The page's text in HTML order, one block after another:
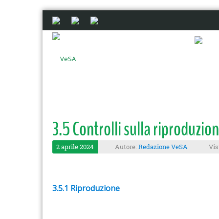
3.5 Controlli sulla
2 aprile 2024 Autore: Redazione VeSA
3.5.1 Riproduzione